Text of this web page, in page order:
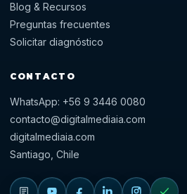
Blog & Recursos
Preguntas frecuentes
Solicitar diagnóstico
CONTACTO
WhatsApp: +56 9 3446 0080
contacto@digitalmediaia.com
digitalmediaia.com
Santiago, Chile